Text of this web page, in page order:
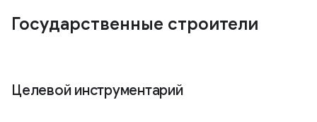
Государственные строители
Целевой инструментарий